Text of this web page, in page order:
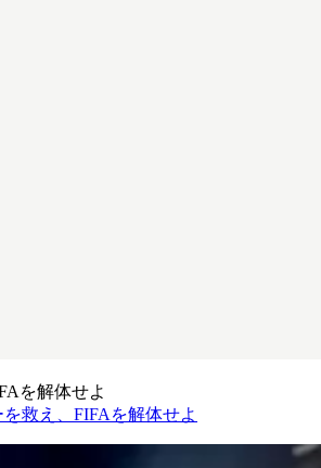
を解体せよ
救え、FIFAを解体せよ